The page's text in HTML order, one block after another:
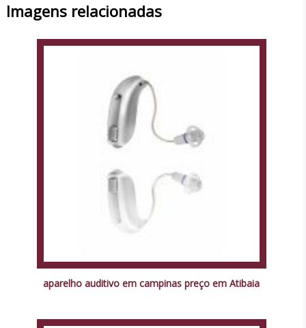
Imagens relacionadas
aparelho auditivo em campinas preço em Atibaia